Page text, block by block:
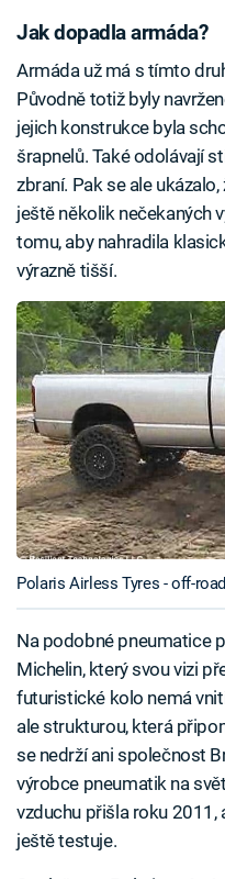
Jak dopadla armáda?
Armáda už má s tímto
Původně totiž byly
jejich konstrukce byla
šrapnelů. Také odolávají
zbraní. Pak se ale
ještě několik nečekaných
tomu, aby nahradila
výrazně tišší.
Polaris Airless Tyres - off-road
Na podobné pneumatice
Michelin, který svou vizi
futuristické kolo nemá
ale strukturou, která
se nedrží ani společnost
výrobce pneumatik na
vzduchu přišla roku 2011,
ještě testuje.